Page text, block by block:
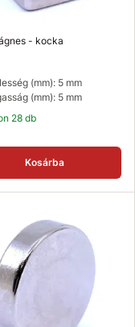
- kocka
(mm): 5 mm
(mm): 5 mm
28 db
Kosárba